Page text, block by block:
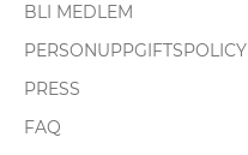
BLI MEDLEM
PERSONUPPGIFTSPOLICY
PRESS
FAQ